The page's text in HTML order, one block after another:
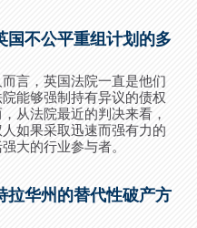
国不公平重组计划的多
言，英国法院一直是他们
能够强制持有异议的债权
从法院最近的判决来看，
如果采取迅速而强有力的
大的行业参与者。
拉华州的替代性破产方